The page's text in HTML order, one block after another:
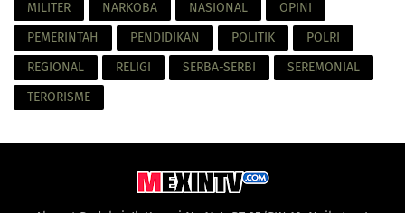
MILITER
NARKOBA NASIONAL
OPINI
PEMERINTAH
PENDIDIKAN POLITIK
POLRI
REGIONAL
RELIGI SERBA-SERBI
SEREMONIAL
TERORISME